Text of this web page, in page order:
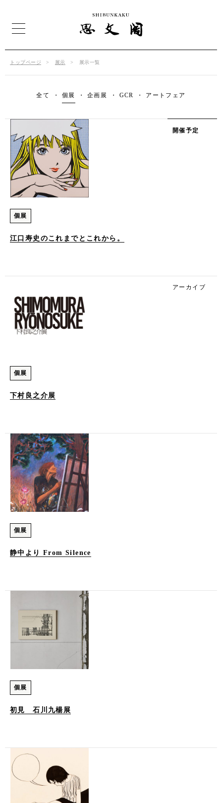
トップページ 展示 展示一覧
全て 個展 企画展 GCR アートフェア
個展
江口寿史のこれまでとこれから。
開催予定
個展
下村良之介展
アーカイブ
個展
静中より From Silence
個展
初見 石川九楊展